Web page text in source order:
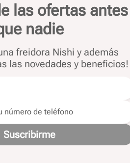
las ofertas antes
nadie
freidora Nishi y además
las novedades y beneficios!
Suscribirme
72.255
novedades y ofertas